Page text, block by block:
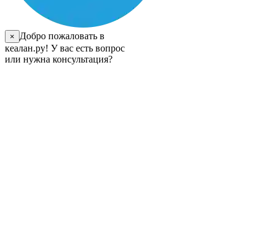
×
Добро пожаловать в
кеалан.ру! У вас есть вопрос
или нужна консультация?